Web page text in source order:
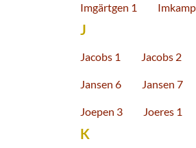
Imgärtgen 1
J
Jacobs 1 Jacobs 2
Jansen 6 Jansen 7
Joepen 3 Joeres 1
K